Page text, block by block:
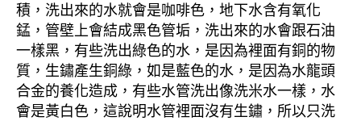
積，洗出來的水就會是咖啡色，地下水含有氧化
錳，管壁上會結成黑色管垢，洗出來的水會跟石油
一樣黑，有些洗出綠色的水，是因為裡面有銅的物
質，生鏽產生銅綠，如是藍色的水，是因為水龍頭
合金的養化造成，有些水管洗出像洗米水一樣，水
會是黃白色，這說明水管裡面沒有生鏽，所以只洗